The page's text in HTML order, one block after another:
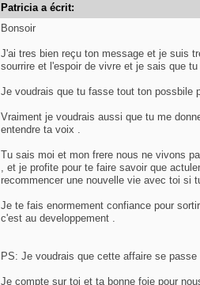
Patricia a écrit:
Bonsoir
J'ai tres bien reçu ton message et je suis
sourrire et l'espoir de vivre et je sais que
Je voudrais que tu fasse tout ton possbile
Vraiment je voudrais aussi que tu me
entendre ta voix .
Tu sais moi et mon frere nous ne vivons
, et je profite pour te faire savoir que
recommencer une nouvelle vie avec toi si
Je te fais enormement confiance pour
c'est au developpement .
PS: Je voudrais que cette affaire se
Je compte sur toi et ta bonne foie pour